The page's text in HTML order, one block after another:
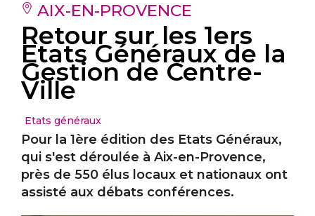
AIX-EN-PROVENCE
Retour sur les 1ers
Etats Généraux de la
Gestion de Centre-
Ville
Etats généraux
Pour la 1ère édition des Etats Généraux,
qui s'est déroulée à Aix-en-Provence,
près de 550 élus locaux et nationaux ont
assisté aux débats conférences.